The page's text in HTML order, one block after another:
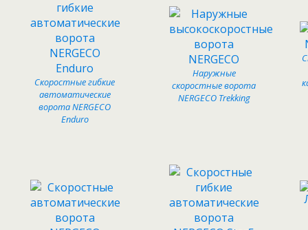
Скоростные гибкие
автоматические
ворота NERGECO
Enduro
Наружные
скоростные ворота
NERGECO Trekking